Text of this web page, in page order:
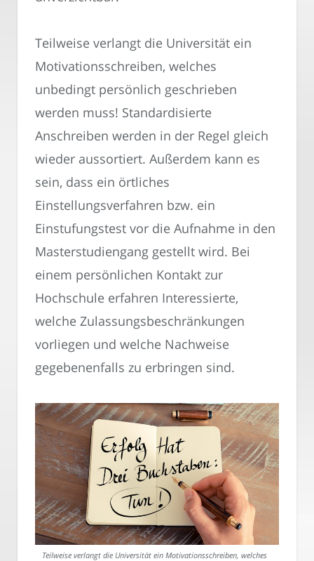
Teilweise verlangt die Universität ein
Motivationsschreiben, welches
unbedingt persönlich geschrieben
werden muss! Standardisierte
Anschreiben werden in der Regel gleich
wieder aussortiert. Außerdem kann es
sein, dass ein örtliches
Einstellungsverfahren bzw. ein
Einstufungstest vor die Aufnahme in den
Masterstudiengang gestellt wird. Bei
einem persönlichen Kontakt zur
Hochschule erfahren Interessierte,
welche Zulassungsbeschränkungen
vorliegen und welche Nachweise
gegebenenfalls zu erbringen sind.
Teilweise verlangt die Universität ein Motivationsschreiben, welches